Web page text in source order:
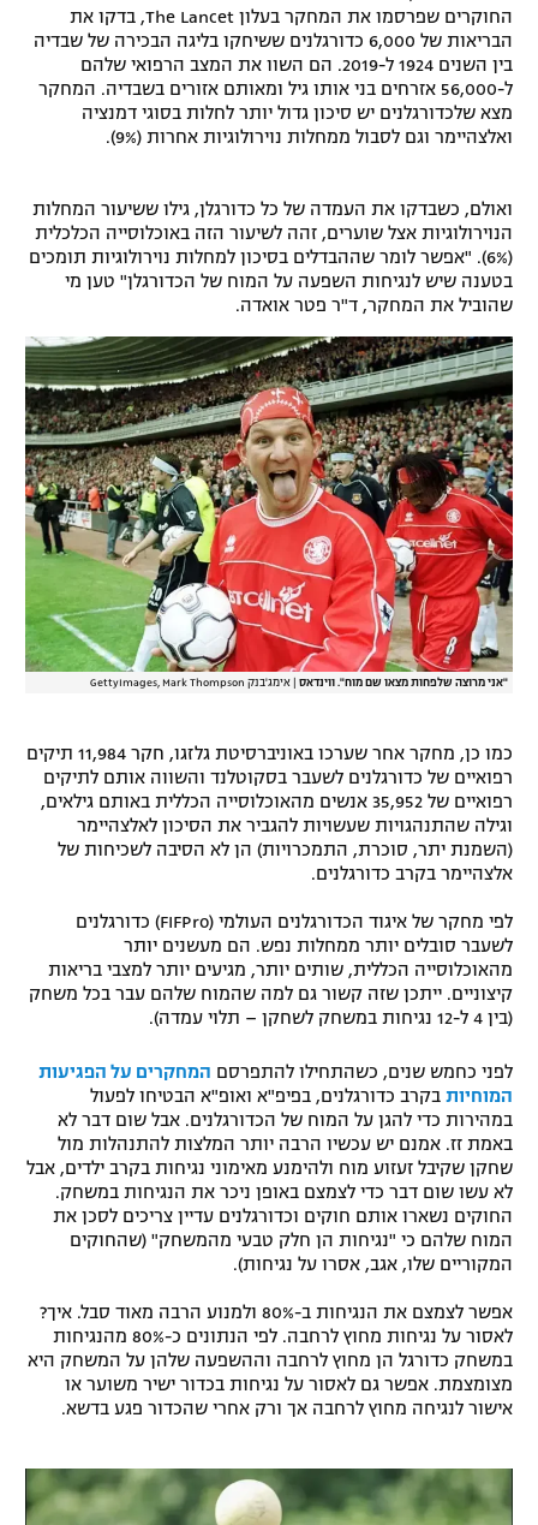
החוקרים שפרסמו את המחקר בעלון The Lancet, בדקו את
הבריאות של 6,000 כדורגלנים ששיחקו בליגה הבכירה של שבדיה
בין השנים 1924 ל-2019. הם השוו את המצב הרפואי שלהם
ל-56,000 אזרחים בני אותו גיל ומאותם אזורים בשבדיה. המחקר
מצא שלכדורגלנים יש סיכון גדול יותר לחלות בסוגי דמנציה
ואלצהיימר וגם לסבול ממחלות נוירולוגיות אחרות (9%).
ואולם, כשבדקו את העמדה של כל כדורגלן, גילו ששיעור המחלות
הנוירולוגיות אצל שוערים, זהה לשיעור הזה באוכלוסייה הכלכלית
(6%). "אפשר לומר שההבדלים בסיכון למחלות נוירולוגיות תומכים
בטענה שיש לנגיחות השפעה על המוח של הכדורגלן" טען מי
שהוביל את המחקר, ד"ר פטר אואדה.
"אני מרוצה שלפחות מצאו שם מוח". ווינדאס אימג'בנק GettyImages, Mark Thompson
כמו כן, מחקר אחר שערכו באוניברסיטת גלזגו, חקר 11,984 תיקים
רפואיים של כדורגלנים לשעבר בסקוטלנד והשווה אותם לתיקים
רפואיים של 35,952 אנשים מהאוכלוסייה הכללית באותם גילאים,
וגילה שהתנהגויות שעשויות להגביר את הסיכון לאלצהיימר
(השמנת יתר, סוכרת, התמכרויות) הן לא הסיבה לשכיחות של
אלצהיימר בקרב כדורגלנים.
לפי מחקר של איגוד הכדורגלנים העולמי (FIFPro) כדורגלנים
לשעבר סובלים יותר ממחלות נפש. הם מעשנים יותר
מהאוכלוסייה הכללית, שותים יותר, מגיעים יותר למצבי בריאות
קיצוניים. ייתכן שזה קשור גם למה שהמוח שלהם עבר בכל משחק
(בין 4 ל-12 נגיחות במשחק לשחקן – תלוי עמדה).
לפני כחמש שנים, כשהתחילו להתפרסם המחקרים על הפגיעות
המוחיות בקרב כדורגלנים, בפיפ"א ואופ"א הבטיחו לפעול
במהירות כדי להגן על המוח של הכדורגלנים. אבל שום דבר לא
באמת זז. אמנם יש עכשיו הרבה יותר המלצות להתנהלות מול
שחקן שקיבל זעזוע מוח ולהימנע מאימוני נגיחות בקרב ילדים, אבל
לא עשו שום דבר כדי לצמצם באופן ניכר את הנגיחות במשחק.
החוקים נשארו אותם חוקים וכדורגלנים עדיין צריכים לסכן את
המוח שלהם כי "נגיחות הן חלק טבעי מהמשחק" (שהחוקים
המקוריים שלו, אגב, אסרו על נגיחות).
אפשר לצמצם את הנגיחות ב-80% ולמנוע הרבה מאוד סבל. איך?
לאסור על נגיחות מחוץ לרחבה. לפי הנתונים כ-80% מהנגיחות
במשחק כדורגל הן מחוץ לרחבה וההשפעה שלהן על המשחק היא
מצומצמת. אפשר גם לאסור על נגיחות בכדור ישיר משוער או
אישור לנגיחה מחוץ לרחבה אך ורק אחרי שהכדור פגע בדשא.